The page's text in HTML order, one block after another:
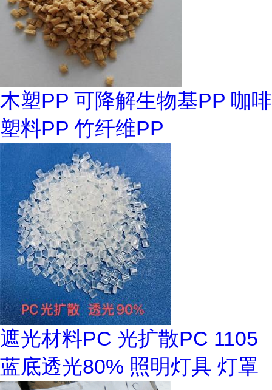
木塑PP 可降解生物基PP 咖啡
塑料PP 竹纤维PP
遮光材料PC 光扩散PC 1105
蓝底透光80% 照明灯具 灯罩